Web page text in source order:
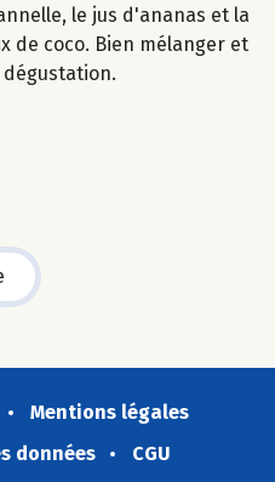
le jus d'ananas et la
de coco. Bien mélanger et
Mentions légales
données
CGU